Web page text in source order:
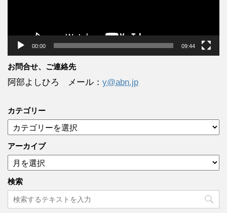
00:00 09:44
お問合せ、ご連絡先
阿部よしひろ メール： y@abn.jp
カテゴリー
テ
ゴ
リ
ー
アーカイブ
ア
ー
カ
イ
ブ
検索